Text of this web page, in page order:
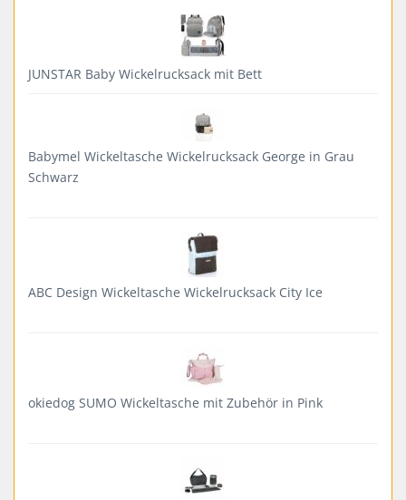
JUNSTAR Baby Wickelrucksack mit Bett
Babymel Wickeltasche Wickelrucksack George in Grau
Schwarz
ABC Design Wickeltasche Wickelrucksack City Ice
okiedog SUMO Wickeltasche mit Zubehör in Pink